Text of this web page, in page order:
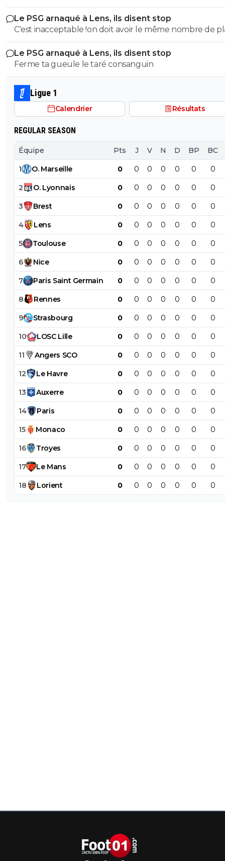
nonchalant
Le PSG arnaqué à Lens, ils disent stop
C'est inacceptable !on doit avoir le même nombre de
que Lens. c'est de pire en pire la gestion des
France
Le PSG arnaqué à Lens, ils disent stop
Ferme ta gueule le taré consanguin
Ligue 1
Calendrier Résultats
REGULAR SEASON
Équipe Pts J V N D BP BC
1 O. Marseille 0 0 0 0 0 0 0
2 O. Lyonnais 0 0 0 0 0 0 0
3 Brest 0 0 0 0 0 0 0
4 Lens 0 0 0 0 0 0 0
5 Toulouse 0 0 0 0 0 0 0
6 Nice 0 0 0 0 0 0 0
7 Paris Saint Germain 0 0 0 0 0 0 0
8 Rennes 0 0 0 0 0 0 0
9 Strasbourg 0 0 0 0 0 0 0
10 LOSC Lille 0 0 0 0 0 0 0
11 Angers SCO 0 0 0 0 0 0 0
12 Le Havre 0 0 0 0 0 0 0
13 Auxerre 0 0 0 0 0 0 0
14 Paris 0 0 0 0 0 0 0
15 Monaco 0 0 0 0 0 0 0
16 Troyes 0 0 0 0 0 0 0
17 Le Mans 0 0 0 0 0 0 0
18 Lorient 0 0 0 0 0 0 0